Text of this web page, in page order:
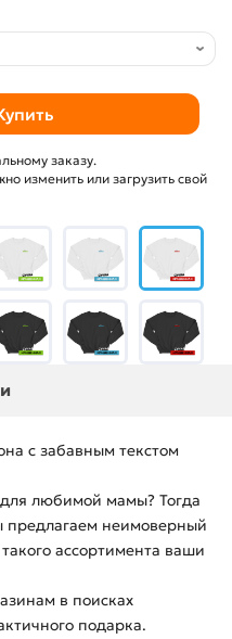
заказу.
изменить или загрузить свой
с забавным текстом
любимой мамы? Тогда
неимоверный
ассортимента ваши
в поисках
подарка.